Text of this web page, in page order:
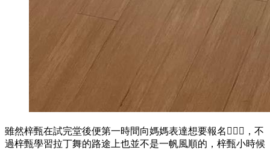
雖然梓甄在試完堂後便第一時間向媽媽表達想要報名🙋🏻‍♀️，不
過梓甄學習拉丁舞的路途上也並不是一帆風順的，梓甄小時候